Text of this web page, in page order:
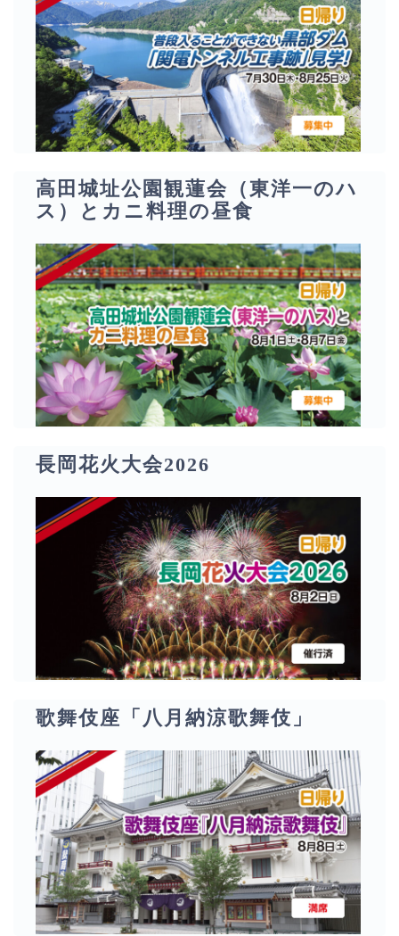
高田城址公園観蓮会（東洋一のハ
ス）とカニ料理の昼食
長岡花火大会2026
歌舞伎座「八月納涼歌舞伎」